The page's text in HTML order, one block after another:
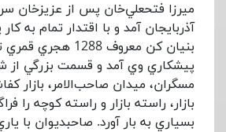
ميرزا فتحعلي‌خان پس از عزيزخان
آذربايجان آمد و با اقتدار تمام به
بنيان كن معروف 1288
پيشكاري وي آمد و قسمت بزرگي از
مسگران، ميدان صاحب‌الامر، بازار
بازار، راسته بازار و راسته كوچه را